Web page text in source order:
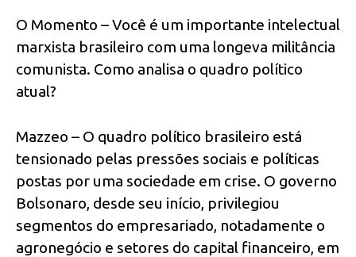
O Momento – Você é um importante intelectual
marxista brasileiro com uma longeva militância
comunista. Como analisa o quadro político
atual?
Mazzeo – O quadro político brasileiro está
tensionado pelas pressões sociais e políticas
postas por uma sociedade em crise. O governo
Bolsonaro, desde seu início, privilegiou
segmentos do empresariado, notadamente o
agronegócio e setores do capital financeiro, em